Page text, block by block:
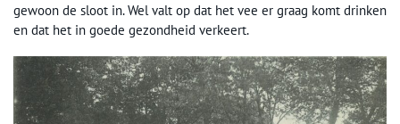
gewoon de sloot in. Wel valt op dat het vee er graag komt drinken
en dat het in goede gezondheid verkeert.